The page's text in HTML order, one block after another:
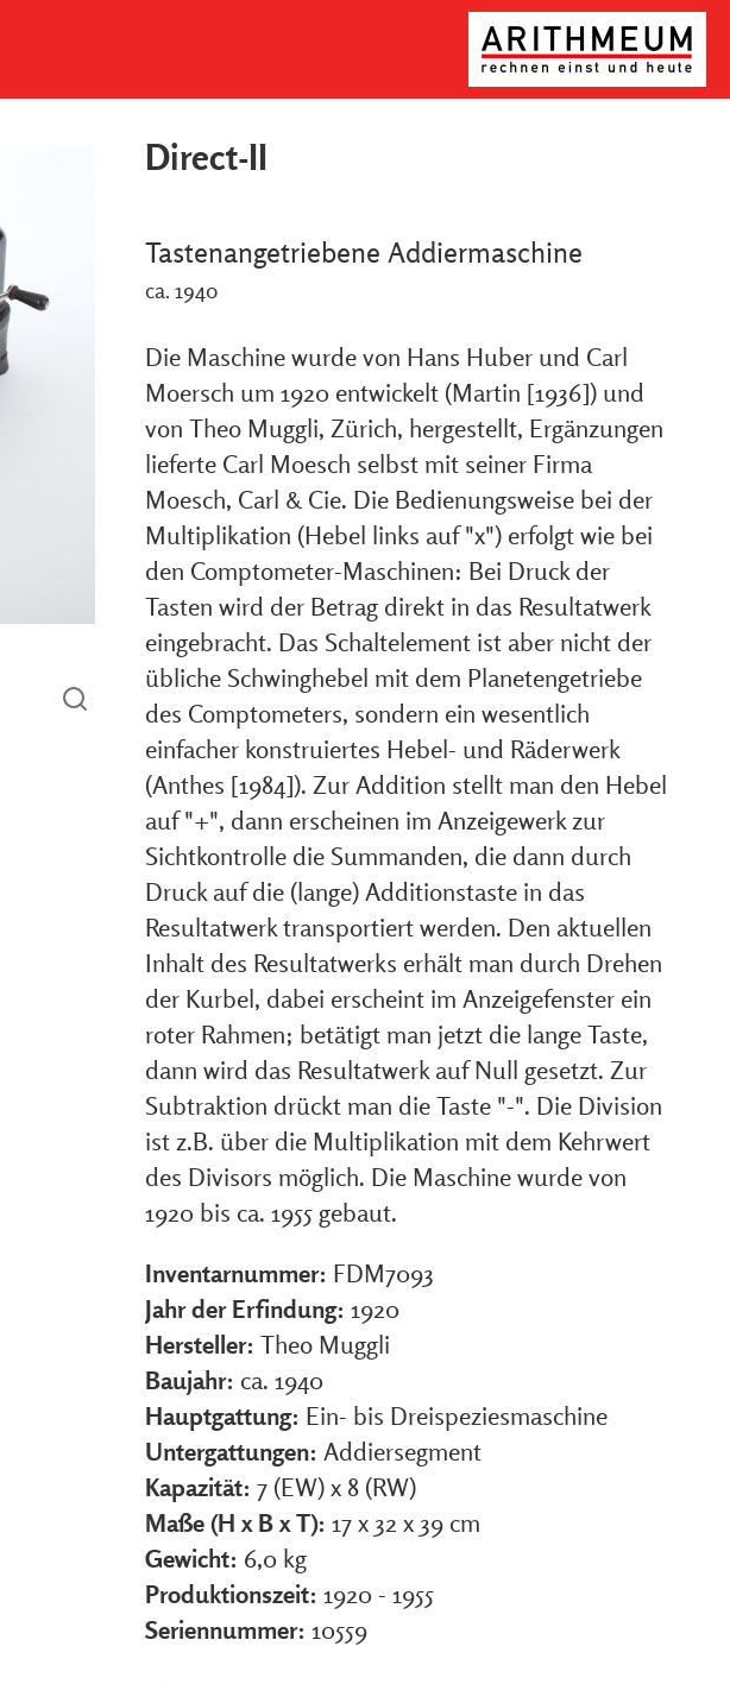
Direct-II
Tastenangetriebene Addiermaschine
ca. 1940
Die Maschine wurde von Hans Huber und Carl
Moersch um 1920 entwickelt (Martin [1936]) und
von Theo Muggli, Zürich, hergestellt, Ergänzungen
lieferte Carl Moesch selbst mit seiner Firma
Moesch, Carl & Cie. Die Bedienungsweise bei der
Multiplikation (Hebel links auf "x") erfolgt wie bei
den Comptometer-Maschinen: Bei Druck der
Tasten wird der Betrag direkt in das Resultatwerk
eingebracht. Das Schaltelement ist aber nicht der
übliche Schwinghebel mit dem Planetengetriebe
des Comptometers, sondern ein wesentlich
einfacher konstruiertes Hebel- und Räderwerk
(Anthes [1984]). Zur Addition stellt man den Hebel
auf "+", dann erscheinen im Anzeigewerk zur
Sichtkontrolle die Summanden, die dann durch
Druck auf die (lange) Additionstaste in das
Resultatwerk transportiert werden. Den aktuellen
Inhalt des Resultatwerks erhält man durch Drehen
der Kurbel, dabei erscheint im Anzeigefenster ein
roter Rahmen; betätigt man jetzt die lange Taste,
dann wird das Resultatwerk auf Null gesetzt. Zur
Subtraktion drückt man die Taste "-". Die Division
ist z.B. über die Multiplikation mit dem Kehrwert
des Divisors möglich. Die Maschine wurde von
1920 bis ca. 1955 gebaut.
Inventarnummer: FDM7093
Jahr der Erfindung: 1920
Hersteller: Theo Muggli
Baujahr: ca. 1940
Hauptgattung: Ein- bis Dreispeziesmaschine
Untergattungen: Addiersegment
Kapazität: 7 (EW) x 8 (RW)
Maße (H x B x T): 17 x 32 x 39 cm
Gewicht: 6,0 kg
Produktionszeit: 1920 - 1955
Seriennummer: 10559